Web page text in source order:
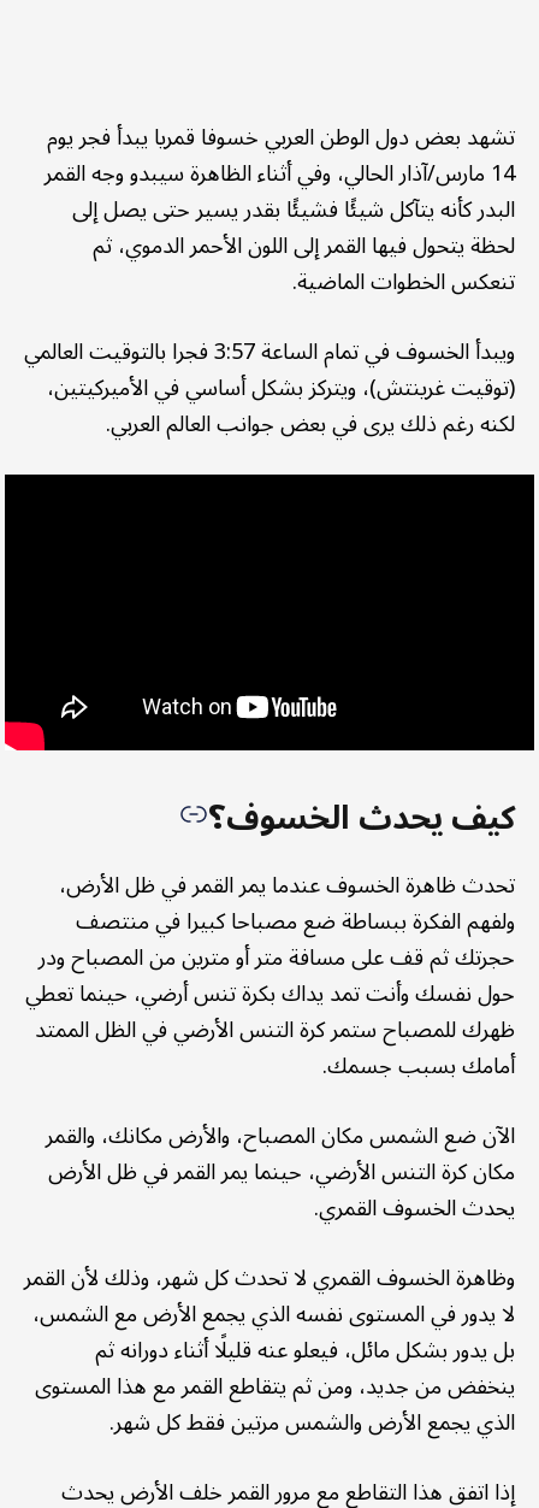
تشهد بعض دول الوطن العربي خسوفا قمريا يبدأ فجر يوم
14 مارس/آذار الحالي، وفي أثناء الظاهرة سيبدو وجه القمر
البدر كأنه يتآكل شيئًا فشيئًا بقدر يسير حتى يصل إلى
لحظة يتحول فيها القمر إلى اللون الأحمر الدموي، ثم
تنعكس الخطوات الماضية.
ويبدأ الخسوف في تمام الساعة 3:57 فجرا بالتوقيت العالمي
(توقيت غرينتش)، ويتركز بشكل أساسي في الأميركيتين،
لكنه رغم ذلك يرى في بعض جوانب العالم العربي.
كيف يحدث الخسوف؟
تحدث ظاهرة الخسوف عندما يمر القمر في ظل الأرض،
ولفهم الفكرة ببساطة ضع مصباحا كبيرا في منتصف
حجرتك ثم قف على مسافة متر أو مترين من المصباح ودر
حول نفسك وأنت تمد يداك بكرة تنس أرضي، حينما تعطي
ظهرك للمصباح ستمر كرة التنس الأرضي في الظل الممتد
أمامك بسبب جسمك.
الآن ضع الشمس مكان المصباح، والأرض مكانك، والقمر
مكان كرة التنس الأرضي، حينما يمر القمر في ظل الأرض
يحدث الخسوف القمري.
وظاهرة الخسوف القمري لا تحدث كل شهر، وذلك لأن القمر
لا يدور في المستوى نفسه الذي يجمع الأرض مع الشمس،
بل يدور بشكل مائل، فيعلو عنه قليلًا أثناء دورانه ثم
ينخفض من جديد، ومن ثم يتقاطع القمر مع هذا المستوى
الذي يجمع الأرض والشمس مرتين فقط كل شهر.
إذا اتفق هذا التقاطع مع مرور القمر خلف الأرض يحدث